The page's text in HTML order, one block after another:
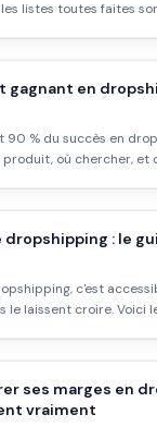
listes toutes faites
gagnant en
% du succès en
où chercher, et
dropshipping : le
c'est
le laissent croire. Voici
ses marges en
vraiment